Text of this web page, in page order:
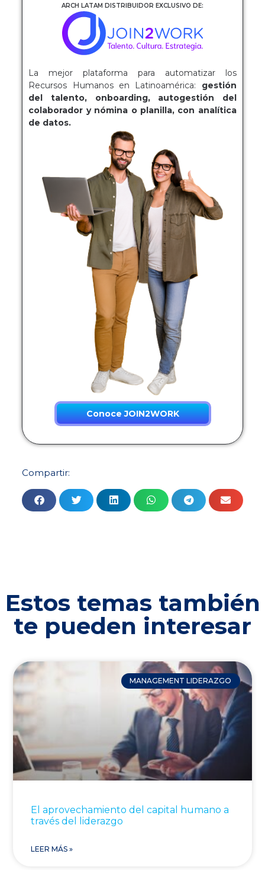
ARCH LATAM DISTRIBUIDOR EXCLUSIVO DE:
La mejor plataforma para automatizar los
Recursos Humanos en Latinoamérica: gestión
del talento, onboarding, autogestión del
colaborador y nómina o planilla, con analítica
de datos.
Conoce JOIN2WORK
Compartir:
Estos temas también
te pueden interesar
MANAGEMENT LIDERAZGO
El aprovechamiento del capital humano a
través del liderazgo
LEER MÁS »